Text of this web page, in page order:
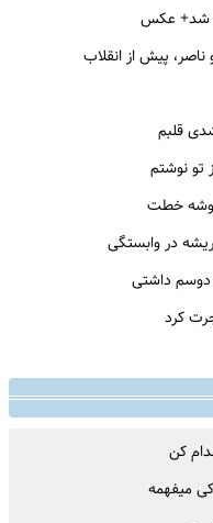
شد+ عکس
پیش از انقلاب
قلبم
تو نوشتم
خطت
در وابستگی
دوسم داشتی
کرد
کن
میفهمه